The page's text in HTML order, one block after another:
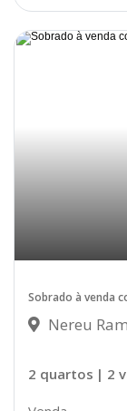
Sobrado à venda
Nereu
2 quartos | 2